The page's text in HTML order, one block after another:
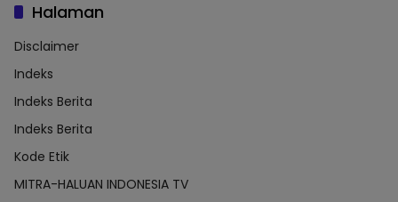
Halaman
Disclaimer
Indeks
Indeks Berita
Indeks Berita
Kode Etik
MITRA-HALUAN INDONESIA TV